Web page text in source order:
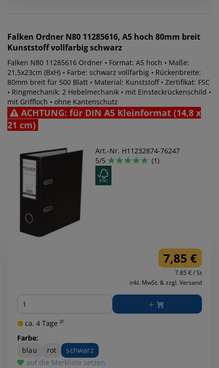
Falken Ordner N80 11285616, A5 hoch 80mm breit
Kunststoff vollfarbig schwarz
Falken N80 11285616 Ordner • Format: A5 hoch • Maße:
21,5x23cm (BxH) • Farbe: schwarz vollfarbig • Rückenbreite:
80mm breit für 500 Blatt • Material: Kunststoff • Zertifikat: FSC
• Ringmechanik: 2 Hebelmechanik • mit Einsteckrückenschild •
mit Griffloch • ohne Kantenschutz
ACHTUNG: für DIN A5 Kleinformat (14,8 x
21 cm)
Art.-Nr. H11232874-76247
5/5
(1)
7,85 €
7.85 € / St
inkl. MwSt. & zzgl. Versand
Menge
ca. 4 Tage ²⁾
Farbe:
blau
rot
schwarz
auf die Merkliste setzen